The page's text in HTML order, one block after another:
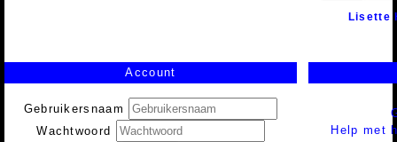
Lisette
Account
Gebruikersnaam
Wachtwoord
Help met